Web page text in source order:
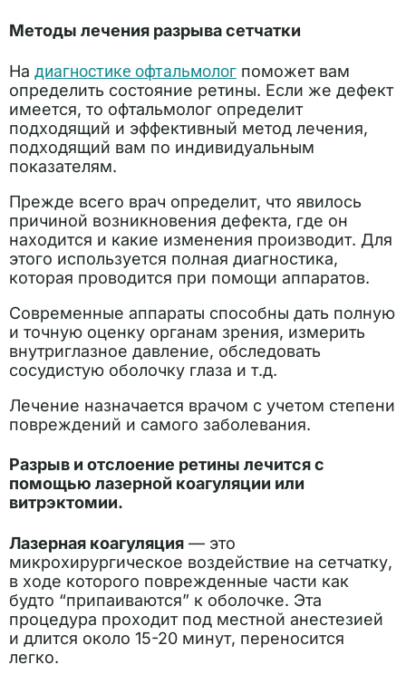
Методы лечения разрыва сетчатки
На диагностике офтальмолог поможет вам
определить состояние ретины. Если же дефект
имеется, то офтальмолог определит
подходящий и эффективный метод лечения,
подходящий вам по индивидуальным
показателям.
Прежде всего врач определит, что явилось
причиной возникновения дефекта, где он
находится и какие изменения производит. Для
этого используется полная диагностика,
которая проводится при помощи аппаратов.
Современные аппараты способны дать полную
и точную оценку органам зрения, измерить
внутриглазное давление, обследовать
сосудистую оболочку глаза и т.д.
Лечение назначается врачом с учетом степени
повреждений и самого заболевания.
Разрыв и отслоение ретины лечится с
помощью лазерной коагуляции или
витрэктомии.
Лазерная коагуляция — это
микрохирургическое воздействие на сетчатку,
в ходе которого поврежденные части как
будто “припаиваются” к оболочке. Эта
процедура проходит под местной анестезией
и длится около 15-20 минут, переносится
легко.